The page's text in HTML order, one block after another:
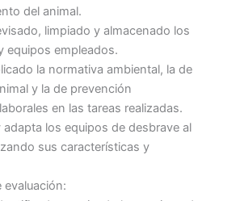
del animal.
limpiado y almacenado los
equipos empleados.
la normativa ambiental, la de
y la de prevención
en las tareas realizadas.
adapta los equipos de desbrave al
sus características y
evaluación: